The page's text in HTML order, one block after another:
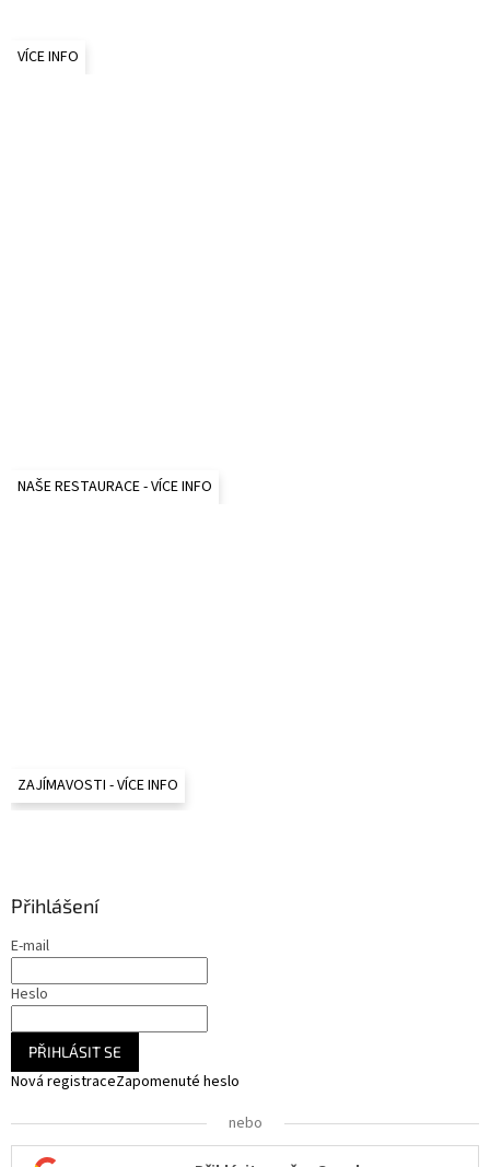
VÍCE INFO
NAŠE RESTAURACE - VÍCE INFO
ZAJÍMAVOSTI - VÍCE INFO
Přihlášení
E-mail
Heslo
PŘIHLÁSIT SE
Nová registraceZapomenuté heslo
nebo